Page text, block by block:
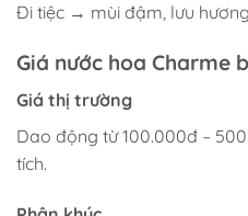
Đi tiệc → mùi đậm, lưu
Giá nước hoa Charme
Giá thị trường
Dao động từ 100.000đ –
tích.